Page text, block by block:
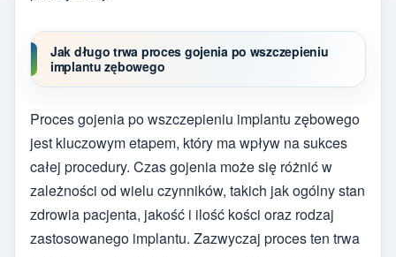
Jak długo trwa proces gojenia po wszczepieniu
implantu zębowego
Proces gojenia po wszczepieniu implantu zębowego
jest kluczowym etapem, który ma wpływ na sukces
całej procedury. Czas gojenia może się różnić w
zależności od wielu czynników, takich jak ogólny stan
zdrowia pacjenta, jakość i ilość kości oraz rodzaj
zastosowanego implantu. Zazwyczaj proces ten trwa